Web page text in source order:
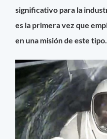
significativo para la
es la primera vez que
en una misión de este tipo.